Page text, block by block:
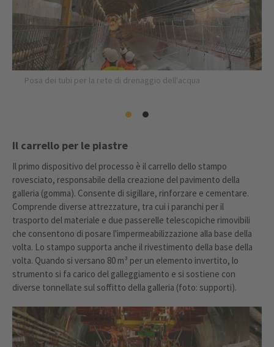
Posa dei tubi per la rete di drenaggio dell'acqua
Il carrello per le piastre
Il primo dispositivo del processo è il carrello dello stampo
rovesciato, responsabile della creazione del pavimento della
galleria (gomma). Consente di sigillare, rinforzare e cementare.
Comprende diverse attrezzature, tra cui i paranchi per il
trasporto del materiale e due passerelle telescopiche rimovibili
che consentono di posare l'impermeabilizzazione alla base della
volta. Lo stampo supporta anche il rivestimento della base della
volta. Quando si versano 80 m³ per un elemento invertito, lo
strumento si fa carico del galleggiamento e si sostiene con
diverse tonnellate sul soffitto della galleria (foto: supporti).